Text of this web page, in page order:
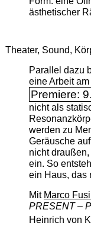
ästhetischer
Theater, Sound,
Parallel dazu
eine Arbeit
Premiere:
nicht als
werden zu
Geräusche
nicht
ein. So
ein Haus, das
Mit Marco
PRESENT –
Heinrich von